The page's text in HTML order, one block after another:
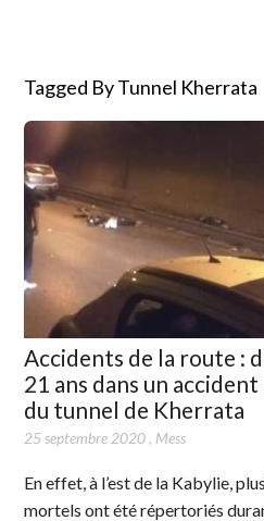
Tagged By Tunnel Kherrata
Accidents de la route :
21 ans dans un
du tunnel de Kherrata
25 septembre 2020, Mess
En effet, à l’est de la Kabylie,
mortels ont été répertoriés